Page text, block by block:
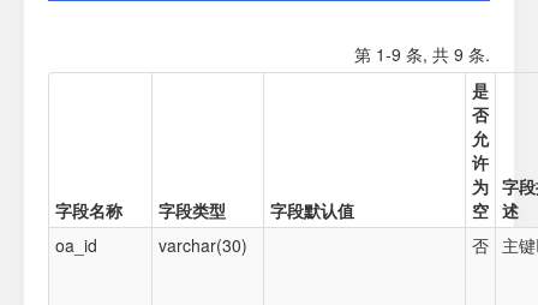
第 1-9 条, 共 9 条.
字段名称 字段类型 字段默认值
是
否
允
许
为
空
字
述
oa_id
varchar(30) 否 主